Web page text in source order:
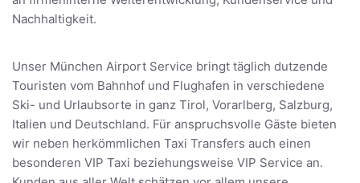
Nachhaltigkeit.
Unser München Airport Service bringt täglich dutzende
Touristen vom Bahnhof und Flughafen in verschiedene
Ski- und Urlaubsorte in ganz Tirol, Vorarlberg, Salzburg,
Italien und Deutschland. Für anspruchsvolle Gäste bieten
wir neben herkömmlichen Taxi Transfers auch einen
besonderen VIP Taxi beziehungsweise VIP Service an.